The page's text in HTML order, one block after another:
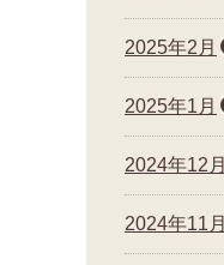
2025年2月
2025年1月
2024年12月
2024年11月